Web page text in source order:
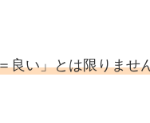
良い」とは限りませ